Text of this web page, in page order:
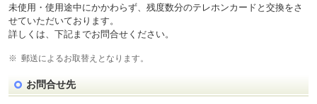
未使用・使用途中にかかわらず、残度数分のテレホンカードと交換をさ
せていただいております。
詳しくは、下記までお問合せください。
※ 郵送によるお取替えとなります。
お問合せ先